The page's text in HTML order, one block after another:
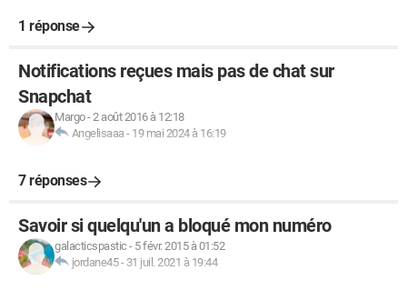
1 réponse
Notifications reçues mais pas de chat sur
Snapchat
Margo-2 août 2016 à 12:18
Angelisaaa - 19 mai 2024 à 16:19
7 réponses
Savoir si quelqu'un a bloqué mon numéro
galacticspastic - 5 févr. 2015 à 01:52
jordane45- 31 juil. 2021 à 19:44